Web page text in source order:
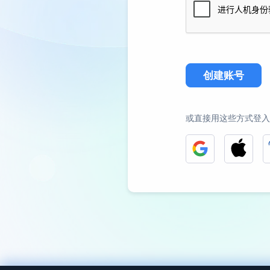
创建账号
或直接用这些方式登